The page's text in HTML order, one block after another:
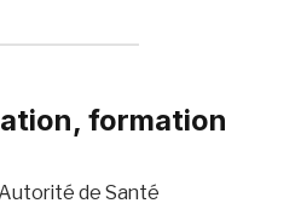
formation
de Santé